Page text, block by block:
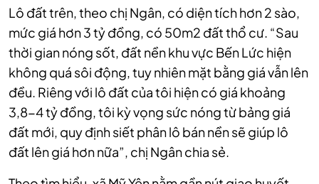
Lô đất trên, theo chị Ngân, có diện tích hơn 2 sào,
mức giá hơn 3 tỷ đồng, có 50m2 đất thổ cư. “Sau
thời gian nóng sốt, đất nền khu vực Bến Lức hiện
không quá sôi động, tuy nhiên mặt bằng giá vẫn lên
đều. Riêng với lô đất của tôi hiện có giá khoảng
3,8-4 tỷ đồng, tôi kỳ vọng sức nóng từ bảng giá
đất mới, quy định siết phân lô bán nền sẽ giúp lô
đất lên giá hơn nữa”, chị Ngân chia sẻ.